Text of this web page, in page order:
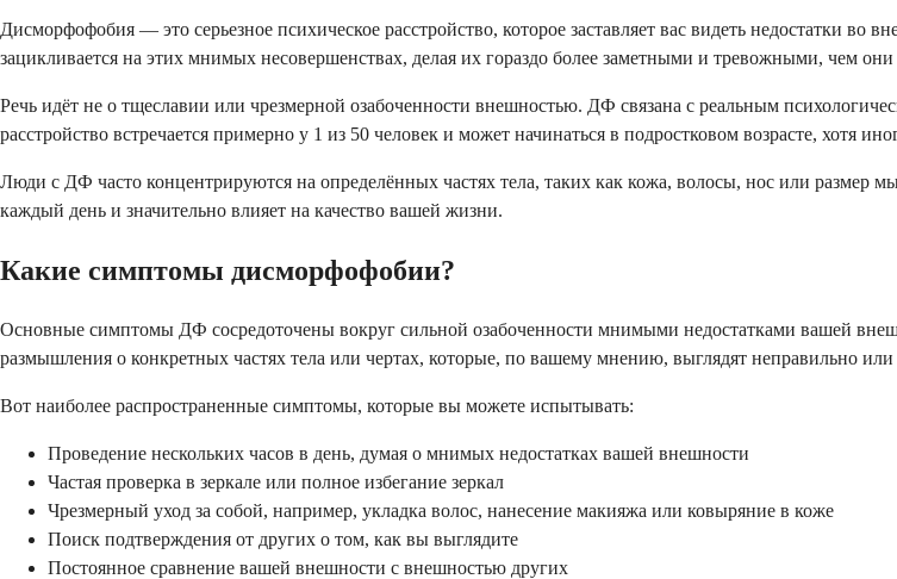
Дисморфофобия — это серьезное психическое расстройство, которое заставляет вас видеть недостатки
зацикливается на этих мнимых несовершенствах, делая их гораздо более заметными и тревожными, чем они
Речь идёт не о тщеславии или чрезмерной озабоченности внешностью. ДФ связана с реальным
расстройство встречается примерно у 1 из 50 человек и может начинаться в подростковом возрасте, хотя
Люди с ДФ часто концентрируются на определённых частях тела, таких как кожа, волосы, нос или размер
каждый день и значительно влияет на качество вашей жизни.
Какие симптомы дисморфофобии?
Основные симптомы ДФ сосредоточены вокруг сильной озабоченности мнимыми недостатками вашей
размышления о конкретных частях тела или чертах, которые, по вашему мнению, выглядят неправильно
Вот наиболее распространенные симптомы, которые вы можете испытывать:
Проведение нескольких часов в день, думая о мнимых недостатках вашей внешности
Частая проверка в зеркале или полное избегание зеркал
Чрезмерный уход за собой, например, укладка волос, нанесение макияжа или ковыряние в коже
Поиск подтверждения от других о том, как вы выглядите
Постоянное сравнение вашей внешности с внешностью других